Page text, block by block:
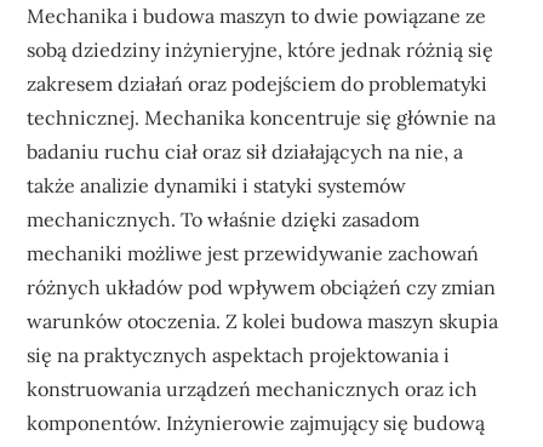
Mechanika i budowa maszyn to dwie powiązane ze
sobą dziedziny inżynieryjne, które jednak różnią się
zakresem działań oraz podejściem do problematyki
technicznej. Mechanika koncentruje się głównie na
badaniu ruchu ciał oraz sił działających na nie, a
także analizie dynamiki i statyki systemów
mechanicznych. To właśnie dzięki zasadom
mechaniki możliwe jest przewidywanie zachowań
różnych układów pod wpływem obciążeń czy zmian
warunków otoczenia. Z kolei budowa maszyn skupia
się na praktycznych aspektach projektowania i
konstruowania urządzeń mechanicznych oraz ich
komponentów. Inżynierowie zajmujący się budową